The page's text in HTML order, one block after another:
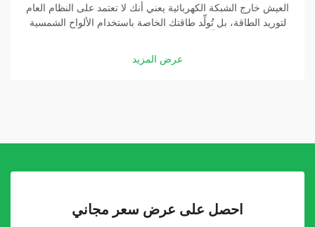
العيش خارج الشبكة الكهربائية يعني أنك لا تعتمد على النظام العام
لتوريد الطاقة، بل تُولِّد طاقتك الخاصة باستخدام الألواح الشمسية
أساسيًّا في هذه المنظومة. وبفضل بطارية جيدة، يمكنك تخزين
الطاقة التي تولِّدها الألواح الشمسية...
عرض المزيد
احصل على عرض سعر مجاني